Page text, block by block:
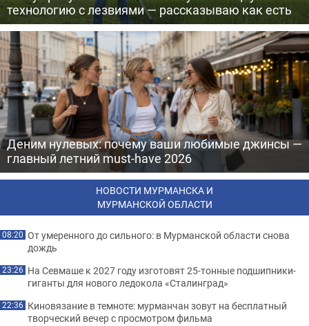
технологию с лезвиями — рассказываю как есть
Деним нулевых: почему ваши любимые джинсы —
главный летний must-have 2026
НОВОСТИ МУРМАНСКА И
МУРМАНСКОЙ ОБЛАСТИ
08:20 От умеренного до сильного: в Мурманской области снова
дождь
23:26 На Севмаше к 2027 году изготовят 25-тонные подшипники-
гиганты для нового ледокола «Сталинград»
22:36 Киновязание в темноте: мурманчан зовут на бесплатный
творческий вечер с просмотром фильма